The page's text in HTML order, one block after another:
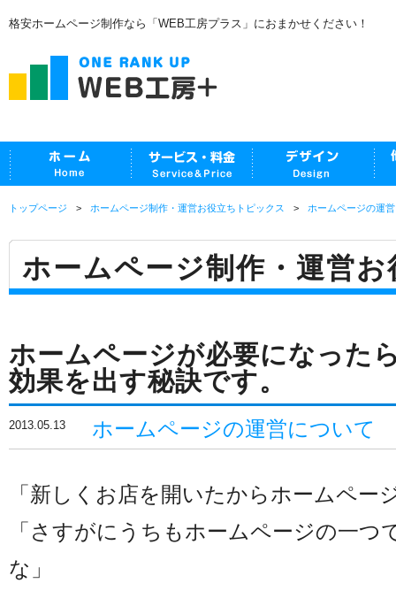
格安ホームページ制作なら「WEB工房プラス」におまかせください！
トップページ ホームページ制作・運営お役立ちトピックス ホームページの運
ホームページ制作・運営
ホームページが必要になった
効果を出す秘訣です。
2013.05.13 ホームページの運営について
「新しくお店を開いたからホームペー
「さすがにうちもホームページの一
な」